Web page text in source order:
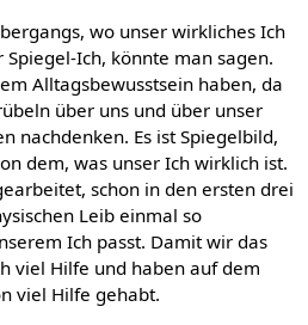
wo unser wirkliches Ich
Ich, könnte man sagen.
Alltagsbewusstsein haben, da
über uns und über unser
nachdenken. Es ist Spiegelbild,
dem, was unser Ich wirklich ist.
schon in den ersten drei
Leib einmal so
Ich passt. Damit wir das
viel Hilfe und haben auf dem
viel Hilfe gehabt.